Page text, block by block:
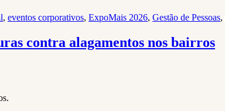
, eventos corporativos, ExpoMais 2026, Gestão de Pessoas,
contra alagamentos nos bairros